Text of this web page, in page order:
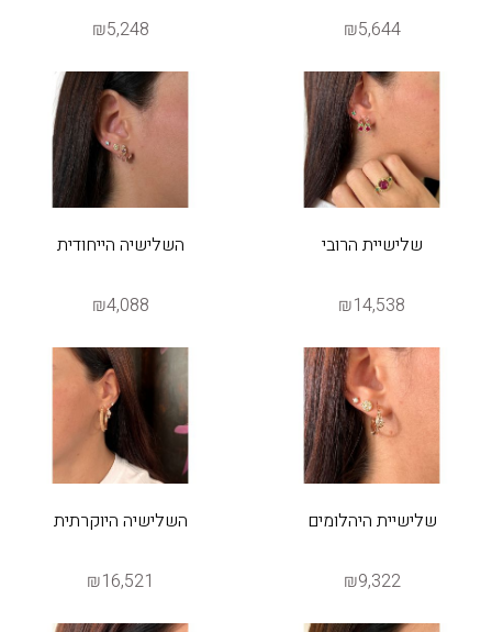
₪5,644
₪5,248
שלישיית הרובי
₪14,538
השלישיה הייחודית
₪4,088
שלישיית היהלומים
₪9,322
השלישיה היוקרתית
₪16,521